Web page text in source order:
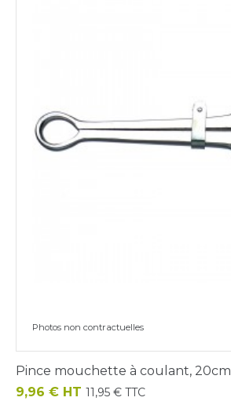
Photos non contractuelles
Pince mouchette à coulant, 20cm
Prix
9,96 € HT 11,95 € TTC